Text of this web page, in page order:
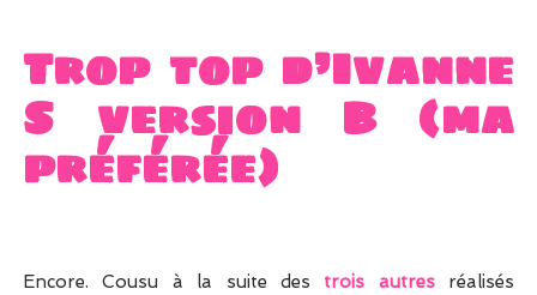
Trop top d’Ivanne
Sversion B (ma
préférée)
Encore. Cousu à la suite des trois autresréalisés